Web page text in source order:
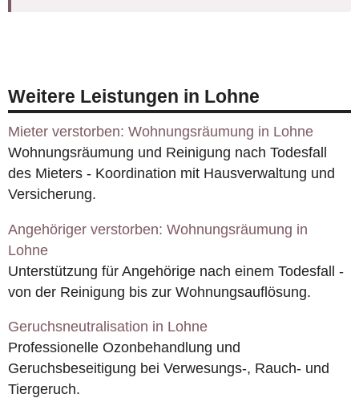
Weitere Leistungen in Lohne
Mieter verstorben: Wohnungsräumung in Lohne
Wohnungsräumung und Reinigung nach Todesfall
des Mieters - Koordination mit Hausverwaltung und
Versicherung.
Angehöriger verstorben: Wohnungsräumung in
Lohne
Unterstützung für Angehörige nach einem Todesfall -
von der Reinigung bis zur Wohnungsauflösung.
Geruchsneutralisation in Lohne
Professionelle Ozonbehandlung und
Geruchsbeseitigung bei Verwesungs-, Rauch- und
Tiergeruch.